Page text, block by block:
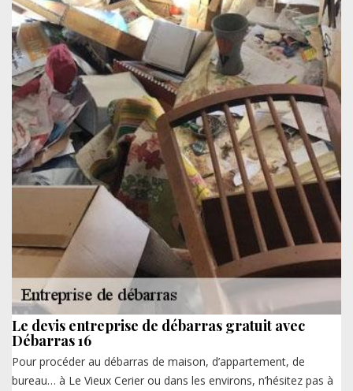
Le devis entreprise de débarras gratuit avec
Débarras 16
Pour procéder au débarras de maison, d’appartement, de
bureau… à Le Vieux Cerier ou dans les environs, n’hésitez pas à